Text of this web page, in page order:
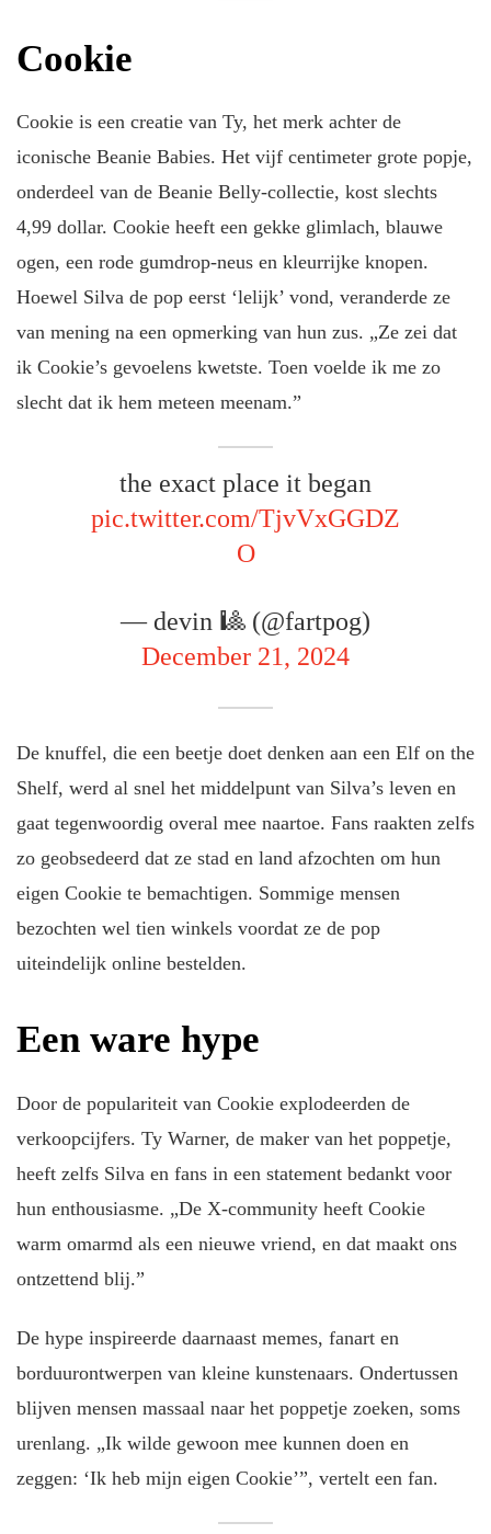
Cookie
Cookie is een creatie van Ty, het merk achter de
iconische Beanie Babies. Het vijf centimeter grote popje,
onderdeel van de Beanie Belly-collectie, kost slechts
4,99 dollar. Cookie heeft een gekke glimlach, blauwe
ogen, een rode gumdrop-neus en kleurrijke knopen.
Hoewel Silva de pop eerst ‘lelijk’ vond, veranderde ze
van mening na een opmerking van hun zus. „Ze zei dat
ik Cookie’s gevoelens kwetste. Toen voelde ik me zo
slecht dat ik hem meteen meenam.”
the exact place it began
pic.twitter.com/TjvVxGGDZ
O
— devin 🎱 (@fartpog)
December 21, 2024
De knuffel, die een beetje doet denken aan een Elf on the
Shelf, werd al snel het middelpunt van Silva’s leven en
gaat tegenwoordig overal mee naartoe. Fans raakten zelfs
zo geobsedeerd dat ze stad en land afzochten om hun
eigen Cookie te bemachtigen. Sommige mensen
bezochten wel tien winkels voordat ze de pop
uiteindelijk online bestelden.
Een ware hype
Door de populariteit van Cookie explodeerden de
verkoopcijfers. Ty Warner, de maker van het poppetje,
heeft zelfs Silva en fans in een statement bedankt voor
hun enthousiasme. „De X-community heeft Cookie
warm omarmd als een nieuwe vriend, en dat maakt ons
ontzettend blij.”
De hype inspireerde daarnaast memes, fanart en
borduurontwerpen van kleine kunstenaars. Ondertussen
blijven mensen massaal naar het poppetje zoeken, soms
urenlang. „Ik wilde gewoon mee kunnen doen en
zeggen: ‘Ik heb mijn eigen Cookie’”, vertelt een fan.